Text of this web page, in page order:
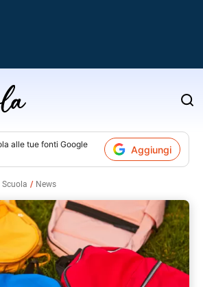
alle tue fonti Google
Aggiungi
Scuola News